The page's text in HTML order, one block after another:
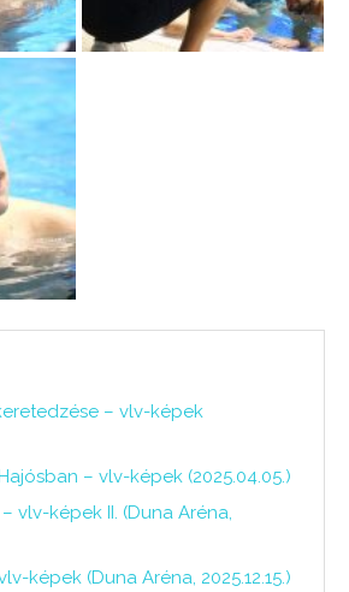
– vlv-képek
– vlv-képek (2025.04.05.)
vlv-képek II. (Duna Aréna,
képek (Duna Aréna, 2025.12.15.)